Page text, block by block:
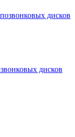
дисков